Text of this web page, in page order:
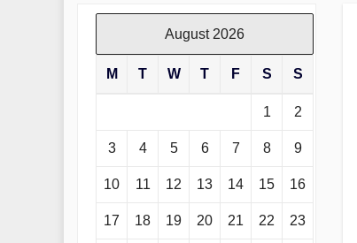
August 2026
M T W T F S S
1 2
3 4 5 6 7 8 9
10 11 12 13 14 15 16
17 18 19 20 21 22 23